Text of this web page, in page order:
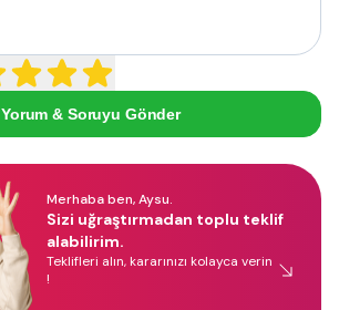
Yorum & Soruyu Gönder
Merhaba ben, Aysu.
Sizi uğraştırmadan toplu teklif
alabilirim.
Teklifleri alın, kararınızı kolayca verin
!